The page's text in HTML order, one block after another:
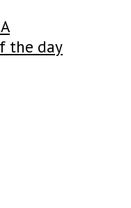
the day